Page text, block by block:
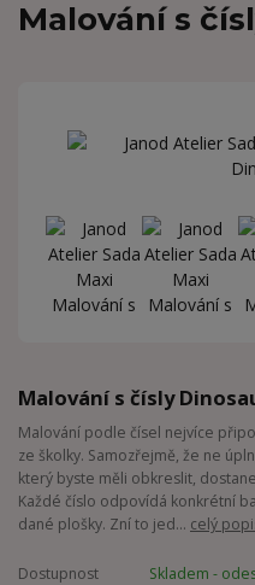
Malování s
Malování s čísly
Malování podle čísel nejvíce
ze školky. Samozřejmě, že ne
který byste měli obkreslit,
Každé číslo odpovídá konkrétní
dané plošky. Zní to jed... celý
Dostupnost Skladem -